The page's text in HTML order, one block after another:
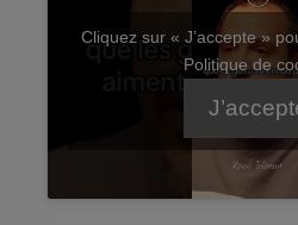
Cliquez sur « J’accepte »
Politique de